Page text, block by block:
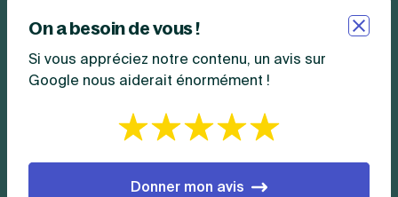
d'autofinancement est basée sur le BFR.
d’exploitation + produits encaissables – charges
décaissables.
On a besoin de vous !
Si vous appréciez notre contenu, un avis sur
Google nous aiderait énormément !
Donner mon avis